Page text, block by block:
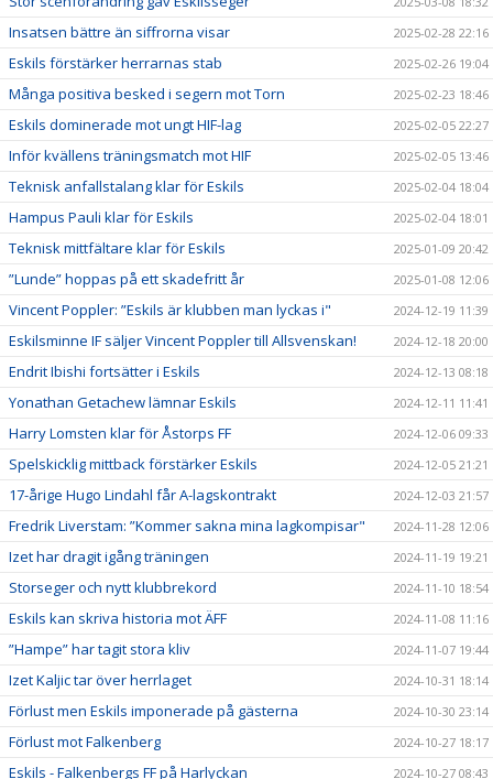
Insatsen bättre än siffrorna visar 2025-02-28 22:16
Eskils förstärker herrarnas stab 2025-02-26 19:04
Många positiva besked i segern mot Torn 2025-02-23 18:46
Eskils dominerade mot ungt HIF-lag 2025-02-05 22:27
Inför kvällens träningsmatch mot HIF 2025-02-05 13:46
Teknisk anfallstalang klar för Eskils 2025-02-04 18:04
Hampus Pauli klar för Eskils 2025-02-04 18:01
Teknisk mittfältare klar för Eskils 2025-01-09 20:42
”Lunde” hoppas på ett skadefritt år 2025-01-08 12:06
Vincent Poppler: ”Eskils är klubben man lyckas i" 2024-12-19 11:39
Eskilsminne IF säljer Vincent Poppler till Allsvenskan! 2024-12-18 20:00
Endrit Ibishi fortsätter i Eskils 2024-12-13 08:18
Yonathan Getachew lämnar Eskils 2024-12-11 11:41
Harry Lomsten klar för Åstorps FF 2024-12-06 09:33
Spelskicklig mittback förstärker Eskils 2024-12-05 21:21
17-årige Hugo Lindahl får A-lagskontrakt 2024-12-03 21:57
Fredrik Liverstam: ”Kommer sakna mina lagkompisar" 2024-11-28 12:06
Izet har dragit igång träningen 2024-11-19 19:21
Storseger och nytt klubbrekord 2024-11-10 18:54
Eskils kan skriva historia mot ÄFF 2024-11-08 11:16
”Hampe” har tagit stora kliv 2024-11-07 19:44
Izet Kaljic tar över herrlaget 2024-10-31 18:14
Förlust men Eskils imponerade på gästerna 2024-10-30 23:14
Förlust mot Falkenberg 2024-10-27 18:17
Eskils - Falkenbergs FF på Harlyckan 2024-10-27 08:43